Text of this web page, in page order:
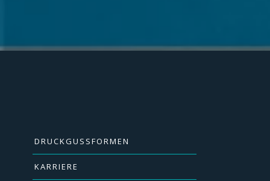
DRUCKGUSSFORMEN
KARRIERE